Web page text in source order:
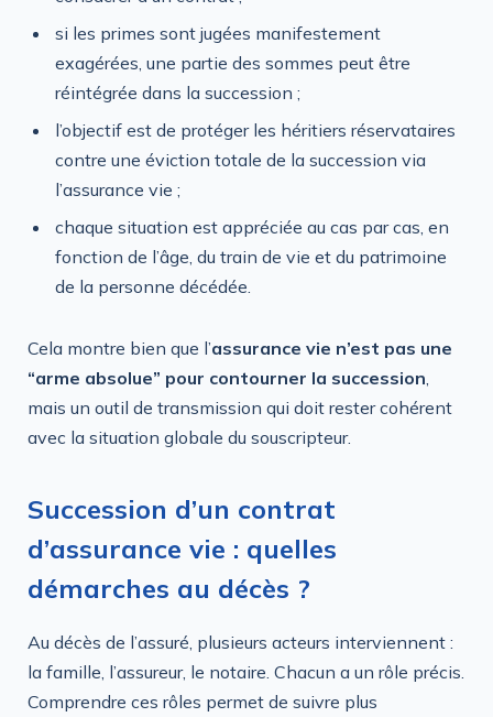
si les primes sont jugées manifestement
exagérées, une partie des sommes peut être
réintégrée dans la succession ;
l’objectif est de protéger les héritiers réservataires
contre une éviction totale de la succession via
l’assurance vie ;
chaque situation est appréciée au cas par cas, en
fonction de l’âge, du train de vie et du patrimoine
de la personne décédée.
Cela montre bien que l’assurance vie n’est pas une
“arme absolue” pour contourner la succession,
mais un outil de transmission qui doit rester cohérent
avec la situation globale du souscripteur.
Succession d’un contrat
d’assurance vie : quelles
démarches au décès ?
Au décès de l’assuré, plusieurs acteurs interviennent :
la famille, l’assureur, le notaire. Chacun a un rôle précis.
Comprendre ces rôles permet de suivre plus